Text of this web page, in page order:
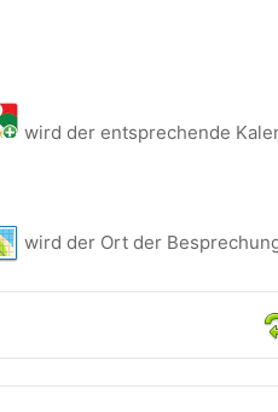
wird der entsprechende
wird der Ort der